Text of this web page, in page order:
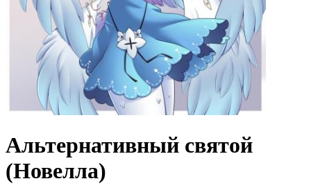
Альтернативный святой
(Новелла)